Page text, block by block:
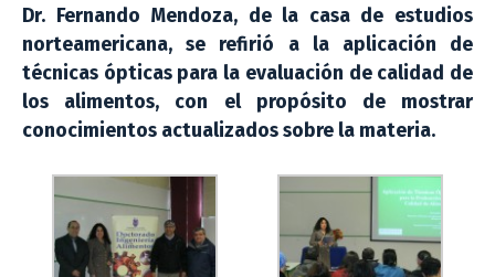
Dr. Fernando Mendoza, de la casa de estudios
norteamericana, se refirió a la aplicación de
técnicas ópticas para la evaluación de calidad de
los alimentos, con el propósito de mostrar
conocimientos actualizados sobre la materia.